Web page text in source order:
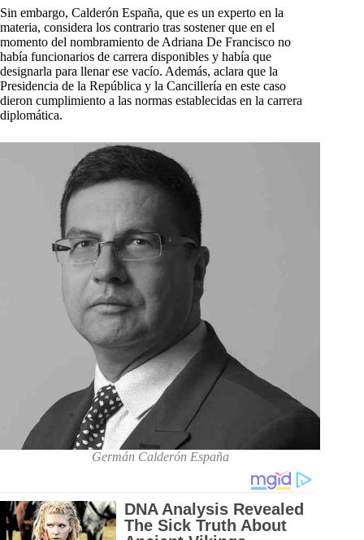
Sin embargo, Calderón España, que es un experto en la
materia, considera los contrario tras sostener que en el
momento del nombramiento de Adriana De Francisco no
había funcionarios de carrera disponibles y había que
designarla para llenar ese vacío. Además, aclara que la
Presidencia de la República y la Cancillería en este caso
dieron cumplimiento a las normas establecidas en la carrera
diplomática.
Germán Calderón España